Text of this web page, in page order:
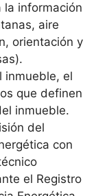
la información
aire
orientación y
inmueble, el
que definen
inmueble.
del
con
el Registro